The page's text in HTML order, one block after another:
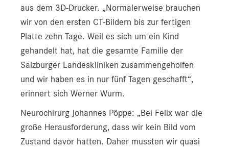
aus dem 3D-Drucker. „Normalerweise brauchen
wir von den ersten CT-Bildern bis zur fertigen
Platte zehn Tage. Weil es sich um ein Kind
gehandelt hat, hat die gesamte Familie der
Salzburger Landeskliniken zusammengeholfen
und wir haben es in nur fünf Tagen geschafft“,
erinnert sich Werner Wurm.
Neurochirurg Johannes Pöppe: „Bei Felix war die
große Herausforderung, dass wir kein Bild vom
Zustand davor hatten. Daher mussten wir quasi